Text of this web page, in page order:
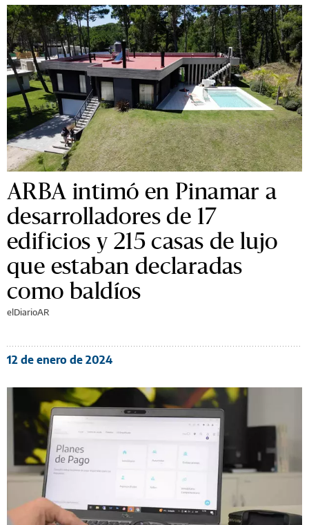
ARBA intimó en Pinamar a
desarrolladores de 17
edificios y 215 casas de lujo
que estaban declaradas
como baldíos
elDiarioAR
12 de enero de 2024